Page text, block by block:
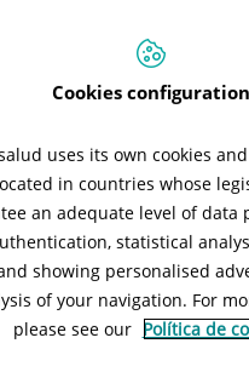
veneno de abeja y los
de reacción alérgica
Los apicultores tienen un
esta alergia.
detectado un número más
los familiares de apicultores y
puede aparecer en cualquier
Cookies configuration
uses its own cookies
in countries whose
an adequate level of data
statistical
showing personalised
of your navigation. For
please see our Política de